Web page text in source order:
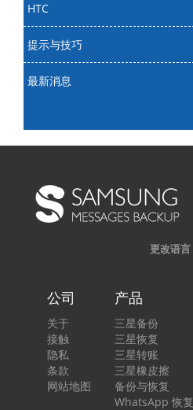
HTC
提示与技巧
最新消息
更改语言
公司
关于
接触
隐私
条款
网站地图
产品
三星备份
三星恢复
三星转账
三星橡皮擦
备份与恢复
WhatsApp 恢复